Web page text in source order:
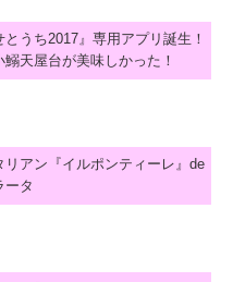
とうち2017』専用アプリ誕生！
天屋台が美味しかった！
リアン『イルポンティーレ』de
ータ